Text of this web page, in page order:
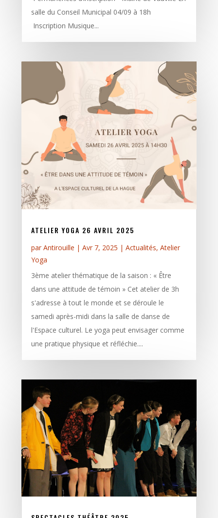
salle du Conseil Municipal 04/09 à 18h
Inscription Musique...
ATELIER YOGA 26 AVRIL 2025
parAntirouille | Avr 7, 2025 | Actualités, Atelier
Yoga
3ème atelier thématique de la saison : « Être
dans une attitude de témoin » Cet atelier de 3h
s'adresse à tout le monde et se déroule le
samedi après-midi dans la salle de danse de
l'Espace culturel. Le yoga peut envisager comme
une pratique physique et réfléchie....